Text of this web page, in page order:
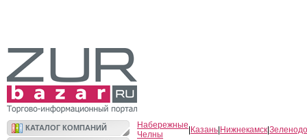
КАТАЛОГ КОМПАНИЙ
Набережные
Челны
Казань Нижнекамск